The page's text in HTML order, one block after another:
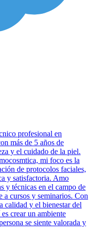
profesional en
más de 5 años de
y el cuidado de la piel.
mi foco es la
de protocolos faciales,
y satisfactoria. Amo
y técnicas en el campo de
a cursos y seminarios. Con
calidad y el bienestar del
crear un ambiente
se siente valorada y